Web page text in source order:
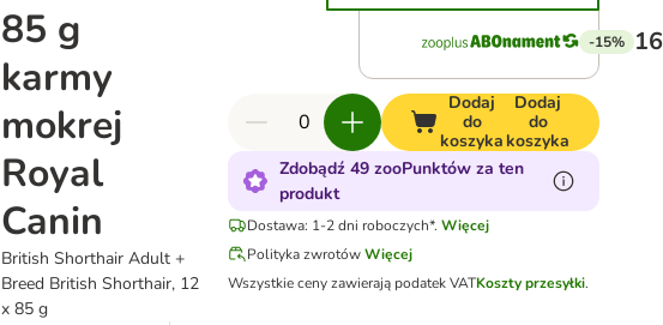
85 g
karmy
mokrej
Royal
Canin
British Shorthair Adult +
Breed British Shorthair, 12
x 85 g
-15%
Dodaj
do
koszyka
Dodaj
do
koszyka
Zdobądź 49 zooPunktów za ten
produkt
Dostawa: 1-2 dni roboczych*. Więcej
Polityka zwrotówWięcej
Wszystkie ceny zawierają podatek VATKoszty przesyłki.